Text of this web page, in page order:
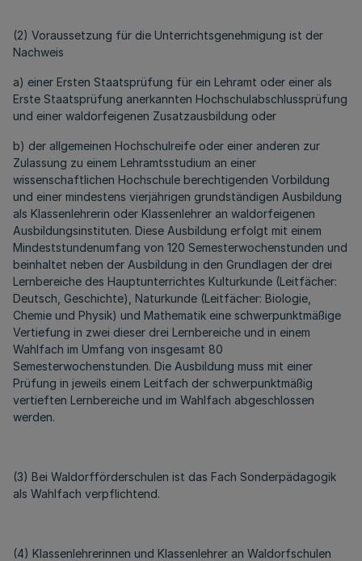
(2) Voraussetzung für die Unterrichtsgenehmigung ist der
Nachweis
a) einer Ersten Staatsprüfung für ein Lehramt oder einer als
Erste Staatsprüfung anerkannten Hochschulabschlussprüfung
und einer waldorfeigenen Zusatzausbildung oder
b) der allgemeinen Hochschulreife oder einer anderen zur
Zulassung zu einem Lehramtsstudium an einer
wissenschaftlichen Hochschule berechtigenden Vorbildung
und einer mindestens vierjährigen grundständigen Ausbildung
als Klassenlehrerin oder Klassenlehrer an waldorfeigenen
Ausbildungsinstituten. Diese Ausbildung erfolgt mit einem
Mindeststundenumfang von 120 Semesterwochenstunden und
beinhaltet neben der Ausbildung in den Grundlagen der drei
Lernbereiche des Hauptunterrichtes Kulturkunde (Leitfächer:
Deutsch, Geschichte), Naturkunde (Leitfächer: Biologie,
Chemie und Physik) und Mathematik eine schwerpunktmäßige
Vertiefung in zwei dieser drei Lernbereiche und in einem
Wahlfach im Umfang von insgesamt 80
Semesterwochenstunden. Die Ausbildung muss mit einer
Prüfung in jeweils einem Leitfach der schwerpunktmäßig
vertieften Lernbereiche und im Wahlfach abgeschlossen
werden.
(3) Bei Waldorfförderschulen ist das Fach Sonderpädagogik
als Wahlfach verpflichtend.
(4) Klassenlehrerinnen und Klassenlehrer an Waldorfschulen